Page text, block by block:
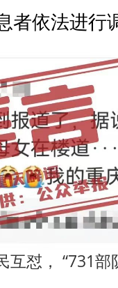
者依法进行
怼， “731部